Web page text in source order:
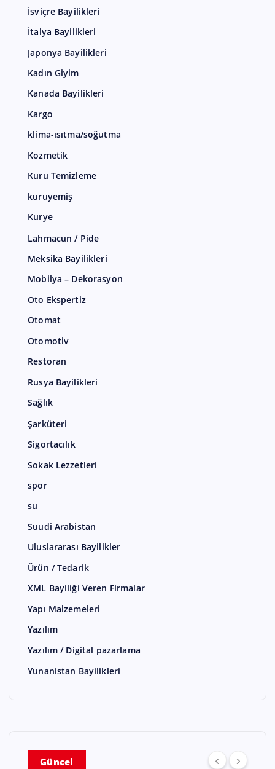
İsviçre Bayilikleri
İtalya Bayilikleri
Japonya Bayilikleri
Kadın Giyim
Kanada Bayilikleri
Kargo
klima-ısıtma/soğutma
Kozmetik
Kuru Temizleme
kuruyemiş
Kurye
Lahmacun / Pide
Meksika Bayilikleri
Mobilya – Dekorasyon
Oto Ekspertiz
Otomat
Otomotiv
Restoran
Rusya Bayilikleri
Sağlık
Şarküteri
Sigortacılık
Sokak Lezzetleri
spor
su
Suudi Arabistan
Uluslararası Bayilikler
Ürün / Tedarik
XML Bayiliği Veren Firmalar
Yapı Malzemeleri
Yazılım
Yazılım / Digital pazarlama
Yunanistan Bayilikleri
Güncel